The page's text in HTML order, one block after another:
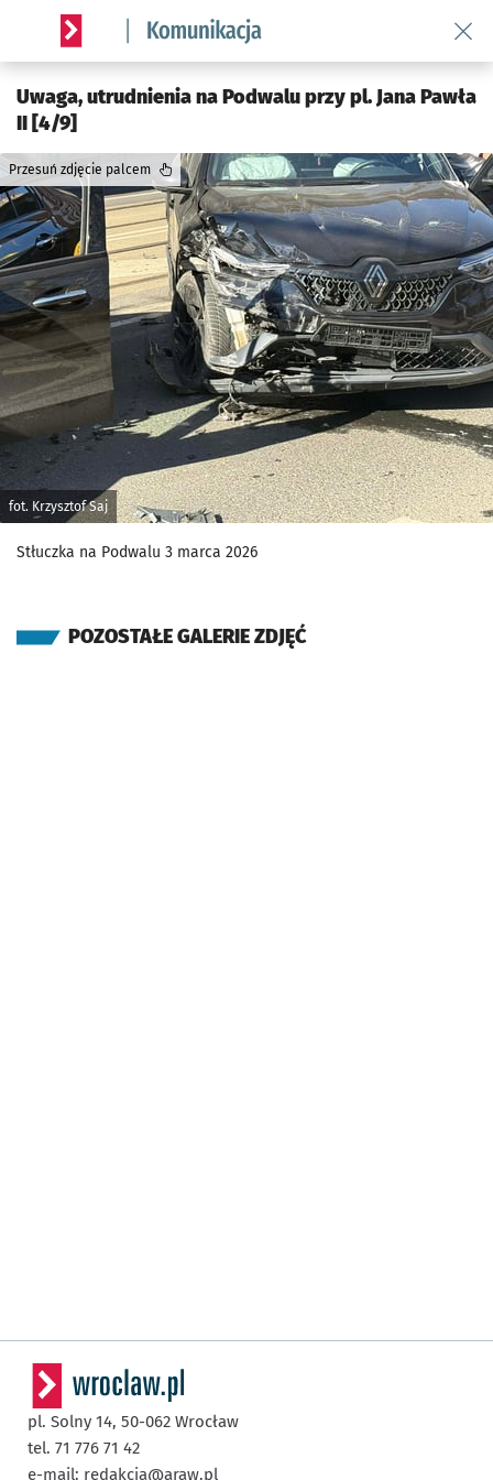
Serwis informacyjny wroclaw.pl podserwis: Komunikacja
Uwaga, utrudnienia na Podwalu przy pl. Jana Pawła
II [4/9]
fot. Krzysztof Saj
Przesuń zdjęcie palcem
Stłuczka na Podwalu 3 marca 2026
POZOSTAŁE GALERIE ZDJĘĆ
pl. Solny 14, 50-062 Wrocław
tel. 71 776 71 42
e-mail: redakcja@araw.pl